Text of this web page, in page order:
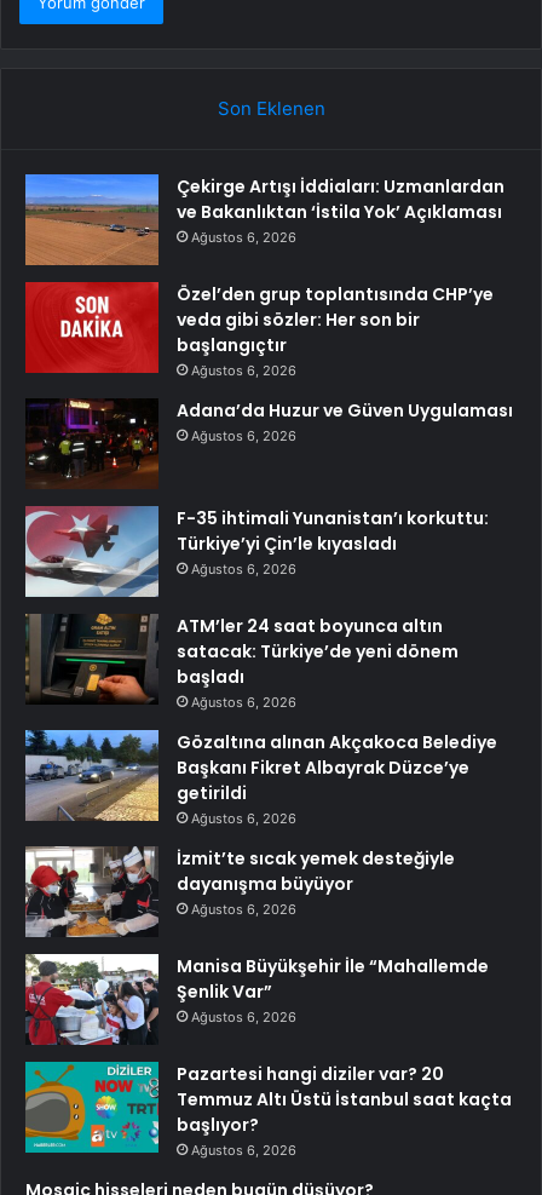
Son Eklenen
Çekirge Artışı İddiaları: Uzmanlardan
ve Bakanlıktan ‘İstila Yok’ Açıklaması
Ağustos 6, 2026
Özel’den grup toplantısında CHP’ye
veda gibi sözler: Her son bir
başlangıçtır
Ağustos 6, 2026
Adana’da Huzur ve Güven Uygulaması
Ağustos 6, 2026
F-35 ihtimali Yunanistan’ı korkuttu:
Türkiye’yi Çin’le kıyasladı
Ağustos 6, 2026
ATM’ler 24 saat boyunca altın
satacak: Türkiye’de yeni dönem
başladı
Ağustos 6, 2026
Gözaltına alınan Akçakoca Belediye
Başkanı Fikret Albayrak Düzce’ye
getirildi
Ağustos 6, 2026
İzmit’te sıcak yemek desteğiyle
dayanışma büyüyor
Ağustos 6, 2026
Manisa Büyükşehir İle “Mahallemde
Şenlik Var”
Ağustos 6, 2026
Pazartesi hangi diziler var? 20
Temmuz Altı Üstü İstanbul saat kaçta
başlıyor?
Ağustos 6, 2026